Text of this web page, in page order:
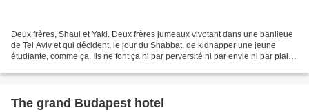
Deux frères, Shaul et Yaki. Deux frères jumeaux vivotant dans une banlieue
de Tel Aviv et qui décident, le jour du Shabbat, de kidnapper une jeune
étudiante, comme ça. Ils ne font ça ni par perversité ni par envie ni par plaisir
The grand Budapest hotel